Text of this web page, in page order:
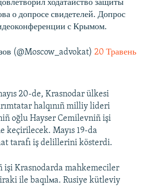
ходатайство защиты
о допросе свидетелей. Допрос
с Крымом.
(@Moscow_advokat) 20 Травень
20-de, Krasnodar ülkesi
halqınıñ milliy lideri
oğlu Hayser Cemilevniñ işi
keçirilecek. Mayıs 19-da
tarafı iş delillerini kösterdi.
işi Krasnodarda mahkemeciler
ile baqılмa. Rusiye kütleviy